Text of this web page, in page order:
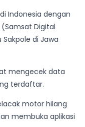
Indonesia dengan
Digital
di Jawa
mengecek data
terdaftar.
motor hilang
membuka aplikasi